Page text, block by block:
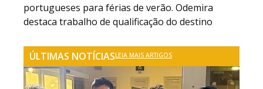
portugueses para férias de verão. Odemira
destaca trabalho de qualificação do destino
ÚLTIMAS NOTÍCIASLEIA MAIS ARTIGOS